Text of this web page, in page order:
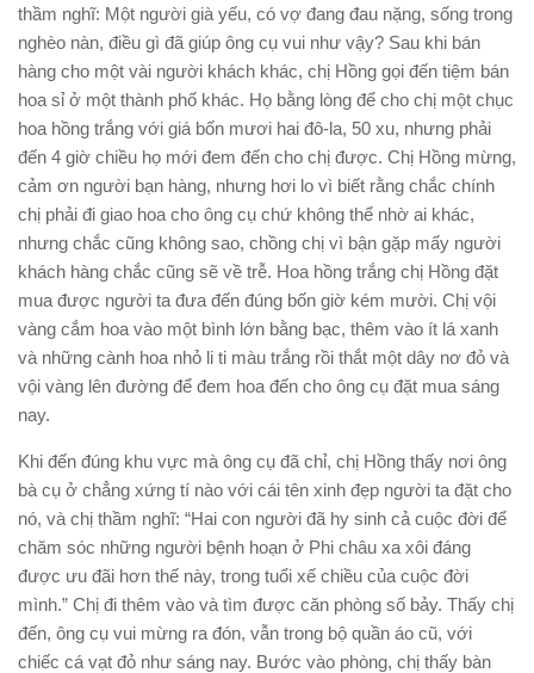
thầm nghĩ: Một người già yếu, có vợ đang đau nặng, sống trong
nghèo nàn, điều gì đã giúp ông cụ vui như vậy? Sau khi bán
hàng cho một vài người khách khác, chị Hồng gọi đến tiệm bán
hoa sỉ ở một thành phố khác. Họ bằng lòng để cho chị một chục
hoa hồng trắng với giá bốn mươi hai đô-la, 50 xu, nhưng phải
đến 4 giờ chiều họ mới đem đến cho chị được. Chị Hồng mừng,
cảm ơn người bạn hàng, nhưng hơi lo vì biết rằng chắc chính
chị phải đi giao hoa cho ông cụ chứ không thể nhờ ai khác,
nhưng chắc cũng không sao, chồng chị vì bận gặp mấy người
khách hàng chắc cũng sẽ về trễ. Hoa hồng trắng chị Hồng đặt
mua được người ta đưa đến đúng bốn giờ kém mười. Chị vội
vàng cắm hoa vào một bình lớn bằng bạc, thêm vào ít lá xanh
và những cành hoa nhỏ li ti màu trắng rồi thắt một dây nơ đỏ và
vội vàng lên đường để đem hoa đến cho ông cụ đặt mua sáng
nay.
Khi đến đúng khu vực mà ông cụ đã chỉ, chị Hồng thấy nơi ông
bà cụ ở chẳng xứng tí nào với cái tên xinh đẹp người ta đặt cho
nó, và chị thầm nghĩ: “Hai con người đã hy sinh cả cuộc đời để
chăm sóc những người bệnh hoạn ở Phi châu xa xôi đáng
được ưu đãi hơn thế này, trong tuổi xế chiều của cuộc đời
mình.” Chị đi thêm vào và tìm được căn phòng số bảy. Thấy chị
đến, ông cụ vui mừng ra đón, vẫn trong bộ quần áo cũ, với
chiếc cá vạt đỏ như sáng nay. Bước vào phòng, chị thấy bàn